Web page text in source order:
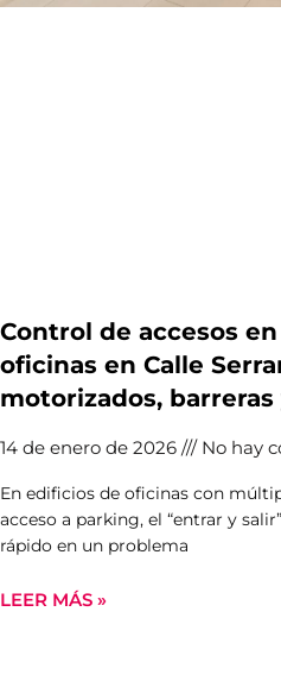
Control de accesos
oficinas en Calle
motorizados, barreras
14 de enero de 2026 No hay
En edificios de oficinas con
acceso a parking, el “entrar y
rápido en un problema
LEER MÁS »